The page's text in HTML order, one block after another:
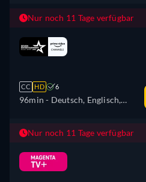
Portugiesisch
Nur noch 11 Tage verfügbar
CC HD 6
96min - Deutsch, Englisch,
Portugiesisch
Nur noch 11 Tage verfügbar